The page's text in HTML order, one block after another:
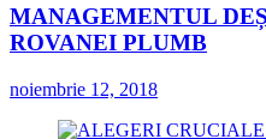
MANAGEMENTUL
ROVANEI PLUMB
noiembrie 12, 2018